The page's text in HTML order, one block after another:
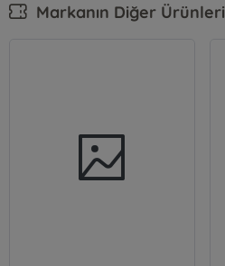
Markanın Diğer Ürünleri